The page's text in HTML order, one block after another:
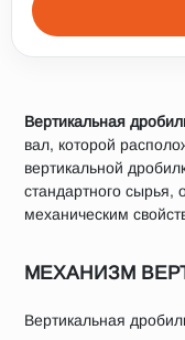
Вертикальная
вал, которой
вертикальной
стандартного
механическим
МЕХАНИЗМ
Вертикальная